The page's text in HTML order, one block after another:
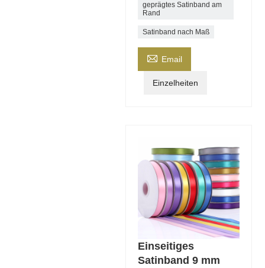
geprägtes Satinband am
Rand
Satinband nach Maß
 Email
Einzelheiten
Einseitiges
Satinband 9 mm